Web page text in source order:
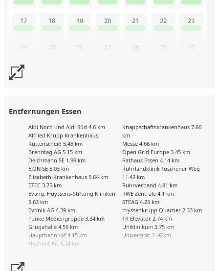
17 18 19 20 21 22 23
24 25 26 27 28 29 30
Entfernungen Essen
Aldi Nord und Aldi Süd 4.6 km
Alfried Krupp Krankenhaus
Rüttenscheid 5.45 km
Brenntag AG 5.15 km
Deichmann SE 1.99 km
E.ON SE 5.03 km
Elisabeth-Krankenhaus 5.64 km
ETEC 3.75 km
Evang. Huyssens-Stiftung Kliniken
5.63 km
Evonik AG 4.39 km
Funke Mediengruppe 3.34 km
Grugahalle 4.59 km
Hauptbahnhof 4.15 km
Hochtief AG 5.24 km
Knappschaftskrankenhaus 7.66
km
Messe 4.66 km
Open Grid Europe 3.45 km
Rathaus Essen 4.14 km
Ruhrlandklinik Tüschener Weg
11.42 km
Ruhrverband 4.81 km
RWE Zentrale 4.1 km
STEAG 4.25 km
thyssenkrupp Quartier 2.33 km
TK Elevator 2.74 km
Uniklinikum 3.75 km
Universität 3.46 km